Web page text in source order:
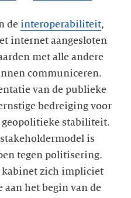
de interoperabiliteit,
internet aangesloten
met alle andere
communiceren.
van de publieke
bedreiging voor
geopolitieke stabiliteit.
is
tegen politisering.
kabinet zich impliciet
aan het begin van de